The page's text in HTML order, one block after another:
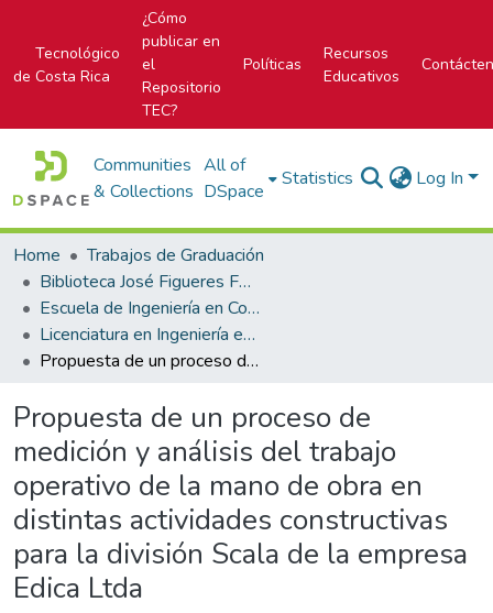
Tecnológico
de Costa Rica
¿Cómo
publicar en
el
Repositorio
TEC?
Políticas
Recursos
Educativos
Communities
& Collections
All of
DSpace
Statistics Log In
Home
Trabajos de Graduación
Biblioteca José Figueres Ferrer
Escuela de Ingeniería en Construcción
Licenciatura en Ingeniería en Construcción
Propuesta de un proceso de medición y análisis del trabajo operativo de la mano de obra en distintas actividades constructivas para la división Scala de la empresa Edica Ltda
Propuesta de un proceso de
medición y análisis del trabajo
operativo de la mano de obra en
distintas actividades constructivas
para la división Scala de la empresa
Edica Ltda